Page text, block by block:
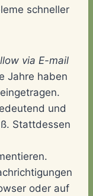
schneller
via E-mail
Jahre haben
und
Stattdessen
oder auf